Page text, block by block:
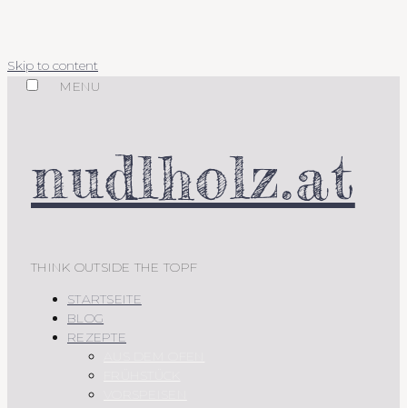
Skip to content
MENU
nudlholz.at
THINK OUTSIDE THE TOPF
STARTSEITE
BLOG
REZEPTE